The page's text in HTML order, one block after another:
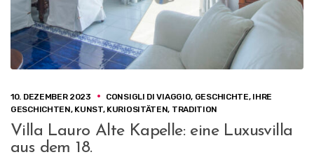
10. DEZEMBER 2023 CONSIGLI DI VIAGGIO, GESCHICHTE, IHRE
GESCHICHTEN, KUNST, KURIOSITÄTEN, TRADITION
Villa Lauro Alte Kapelle: eine Luxusvilla
aus dem 18.